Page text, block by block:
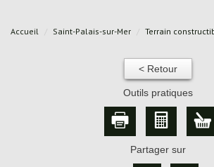
Accueil Saint-Palais-sur-Mer Terrain
< Retour
Outils pratiques
Partager sur